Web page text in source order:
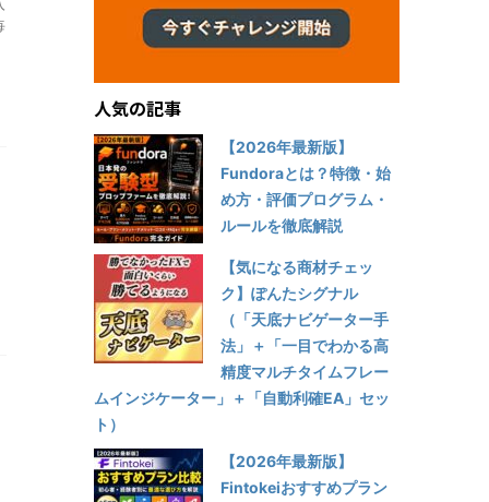
人気の記事
【2026年最新版】
Fundoraとは？特徴・始
め方・評価プログラム・
ルールを徹底解説
【気になる商材チェッ
ク】ぽんたシグナル
（「天底ナビゲーター手
法」＋「一目でわかる高
精度マルチタイムフレー
ムインジケーター」＋「自動利確EA」セッ
ト）
【2026年最新版】
Fintokeiおすすめプラン